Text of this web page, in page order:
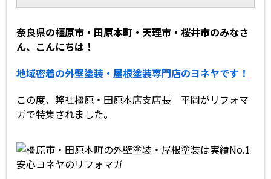
奈良県の橿原市・田原本町・天理市・桜井市のみなさ
ん、こんにちは！
地域密着の外壁塗装・屋根塗装専門店のヨネヤです！
この度、弊社橿原・田原本店支店長 平岡がリフォマ
ガで特集されました。